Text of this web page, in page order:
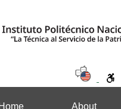
Home About